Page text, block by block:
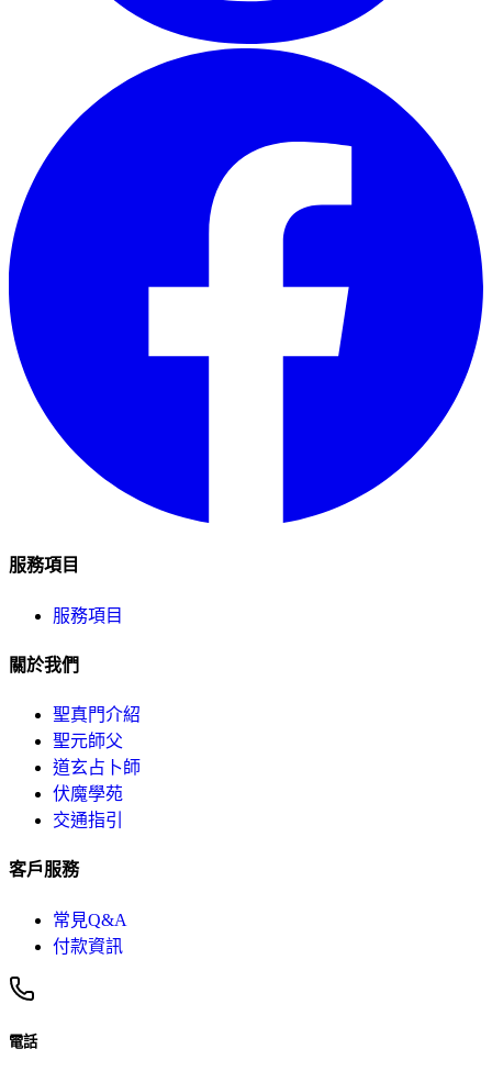
服務項目
服務項目
關於我們
聖真門介紹
聖元師父
道玄占卜師
伏魔學苑
交通指引
客戶服務
常見Q&A
付款資訊
電話